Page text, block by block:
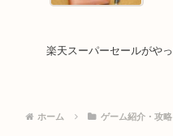
楽天スーパーセールがやっ
ホーム ゲーム紹介・攻略